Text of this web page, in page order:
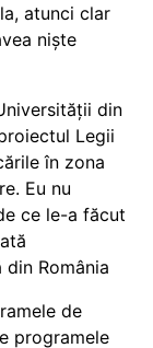
atunci clar
niște
din
Legii
în zona
Eu nu
ce le-a făcut
România
de
programele